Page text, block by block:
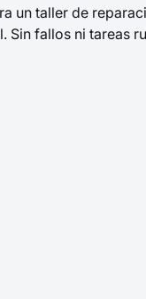
un taller de
Sin fallos ni tareas